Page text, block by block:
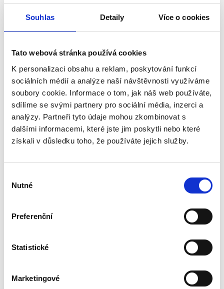
Souhlas Detaily Více o cookies
Tato webová stránka používá cookies
K personalizaci obsahu a reklam, poskytování funkcí
sociálních médií a analýze naší návštěvnosti využíváme
soubory cookie. Informace o tom, jak náš web používáte,
sdílíme se svými partnery pro sociální média, inzerci a
analýzy. Partneři tyto údaje mohou zkombinovat s
dalšími informacemi, které jste jim poskytli nebo které
získali v důsledku toho, že používáte jejich služby.
souhlasu
Nutné
Preferenční
Statistické
Marketingové
-
Barva
šedá bílá ořechová javorová
Szerokość
Odolná, ekologická pracovní deska s nastavitelnou výškou
Odolná proti poškrábání a skvrnám
VersaTop™